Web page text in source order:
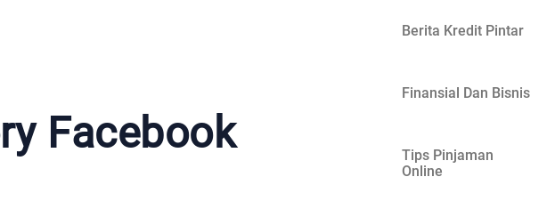
Facebook
Berita Kredit Pintar
Finansial Dan Bisnis
Tips Pinjaman
Online